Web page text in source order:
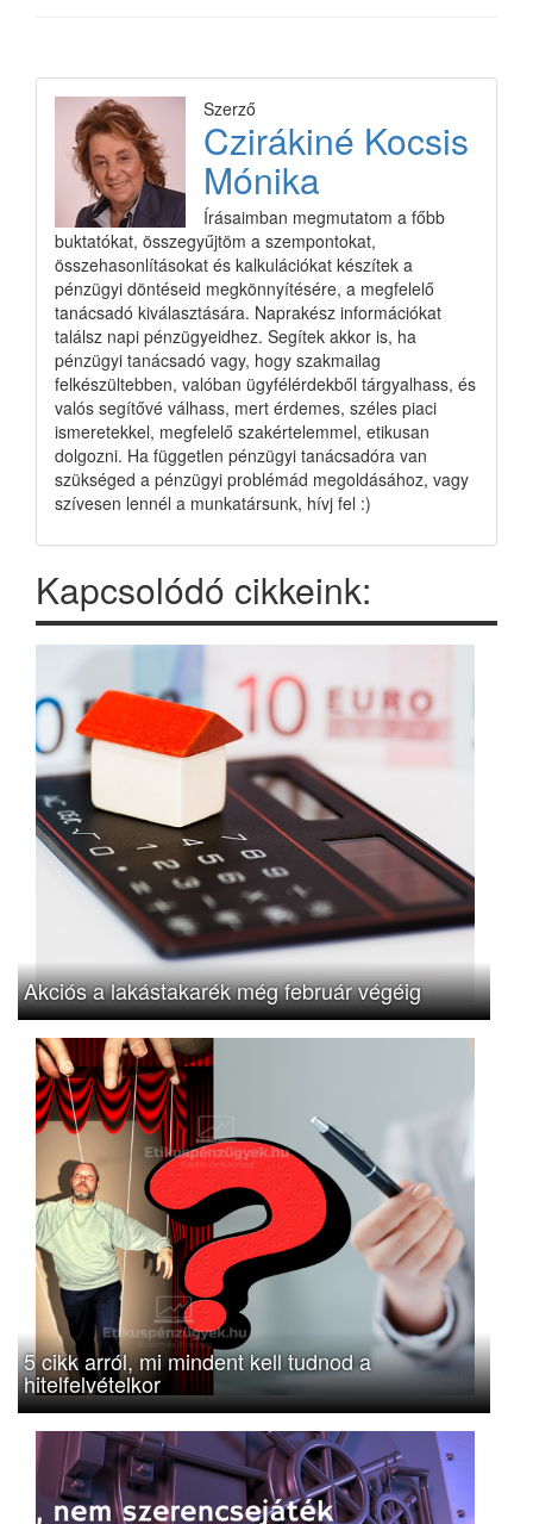
Szerző
Czirákiné Kocsis
Mónika
Írásaimban megmutatom a főbb
buktatókat, összegyűjtöm a szempontokat,
összehasonlításokat és kalkulációkat készítek a
pénzügyi döntéseid megkönnyítésére, a megfelelő
tanácsadó kiválasztására. Naprakész információkat
találsz napi pénzügyeidhez. Segítek akkor is, ha
pénzügyi tanácsadó vagy, hogy szakmailag
felkészültebben, valóban ügyfélérdekből tárgyalhass, és
valós segítővé válhass, mert érdemes, széles piaci
ismeretekkel, megfelelő szakértelemmel, etikusan
dolgozni. Ha független pénzügyi tanácsadóra van
szükséged a pénzügyi problémád megoldásához, vagy
szívesen lennél a munkatársunk, hívj fel :)
Kapcsolódó cikkeink:
Akciós a lakástakarék még február végéig
5 cikk arról, mi mindent kell tudnod a
hitelfelvételkor